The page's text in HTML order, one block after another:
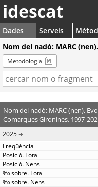
idescat
Dades Serveis
Nom del nadó: MARC
Metodologia
Nom del nadó: MARC (nen).
Comarques Gironines. 1997-
2025